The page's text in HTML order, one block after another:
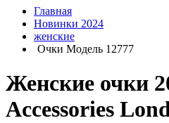
Главная
Новинки 2024
женские
Очки Модель 12777
Женские очки
Accessories